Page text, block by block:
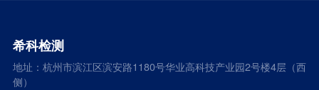
希科检测
地址：杭州市滨江区滨安路1180号华业高科技产业园2号楼4层（西
侧）